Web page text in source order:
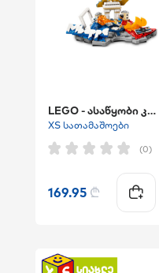
LEGO - ასაწყობი კონსტრუქტური ""Kylian Mbappé – Soccer Highlights"""
XS სათამაშოები
(0)
169.95 ₾